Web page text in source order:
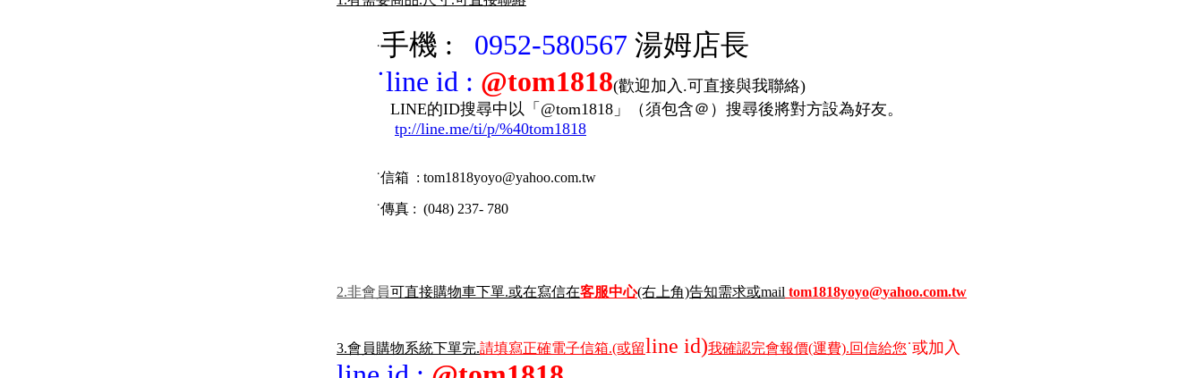
˙手機 : 0952-580567 湯姆店長
˙line id : @tom1818(歡迎加入.可直接與我聯絡)
LINE的ID搜尋中以「@tom1818」（須包含＠）搜尋後將對方設為好友。
tp://line.me/ti/p/%40tom1818
˙信箱 : tom1818yoyo@yahoo.com.tw
˙傳真 : (048) 237- 780
2.非會員可直接購物車下單.或在寫信在客服中心(右上角)告知需求或mail tom1818yoyo@yahoo.com.tw
3.會員購物系統下單完.請填寫正確電子信箱.(或留line id)我確認完會報價(運費).回信給您˙或加入